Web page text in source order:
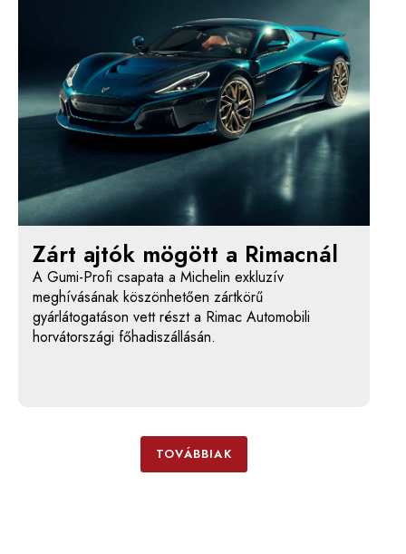
Zárt ajtók mögött a Rimacnál
A Gumi-Profi csapata a Michelin exkluzív
meghívásának köszönhetően zártkörű
gyárlátogatáson vett részt a Rimac Automobili
horvátországi főhadiszállásán.
TOVÁBBIAK